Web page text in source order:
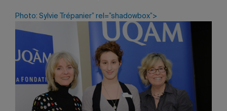
Photo: Sylvie Trépanier” rel=”shadowbox”>